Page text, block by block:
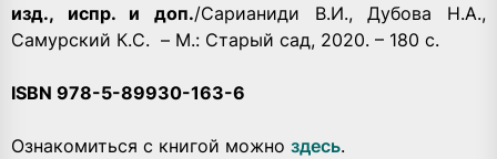
изд., испр. и доп./Сарианиди В.И., Дубова Н.А.,
Самурский К.С. – М.: Старый сад, 2020. – 180 с.
ISBN 978-5-89930-163-6
Ознакомиться с книгой можно здесь.